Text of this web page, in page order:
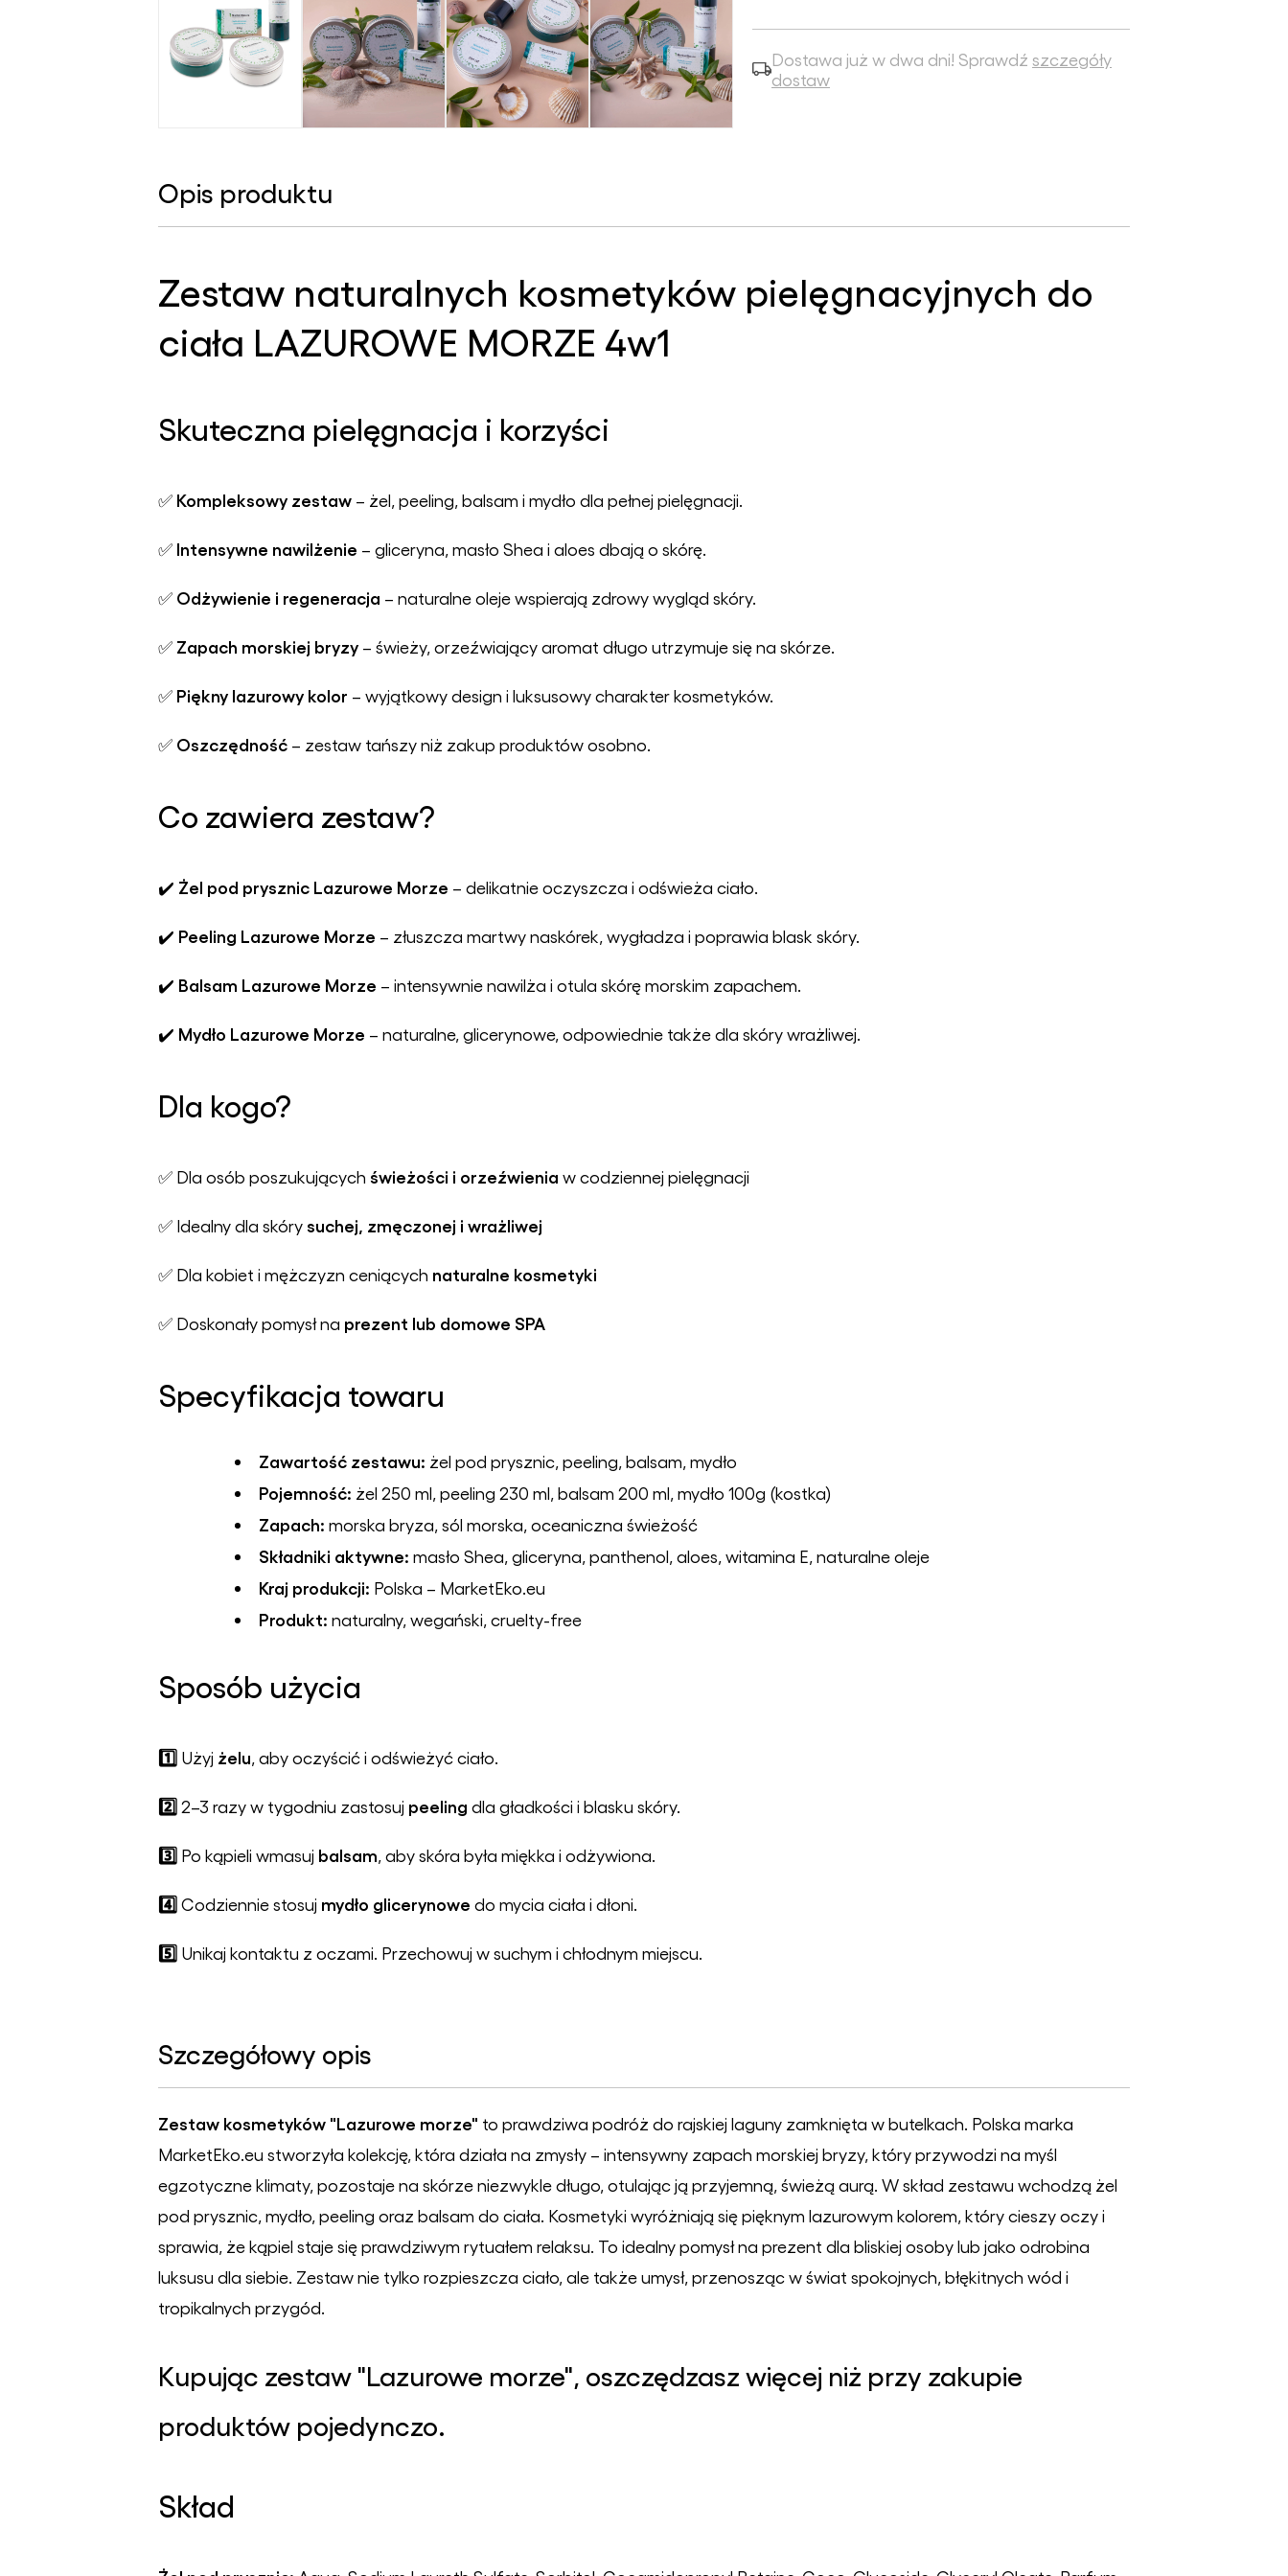
Dostawa już w dwa dni! Sprawdź szczegóły
dostaw
Opis produktu
Zestaw naturalnych kosmetyków pielęgnacyjnych do
ciała LAZUROWE MORZE 4w1
Skuteczna pielęgnacja i korzyści
✅ Kompleksowy zestaw – żel, peeling, balsam i mydło dla pełnej pielęgnacji.
✅ Intensywne nawilżenie – gliceryna, masło Shea i aloes dbają o skórę.
✅ Odżywienie i regeneracja – naturalne oleje wspierają zdrowy wygląd skóry.
✅ Zapach morskiej bryzy – świeży, orzeźwiający aromat długo utrzymuje się na skórze.
✅ Piękny lazurowy kolor – wyjątkowy design i luksusowy charakter kosmetyków.
✅ Oszczędność – zestaw tańszy niż zakup produktów osobno.
Co zawiera zestaw?
✔️ Żel pod prysznic Lazurowe Morze – delikatnie oczyszcza i odświeża ciało.
✔️ Peeling Lazurowe Morze – złuszcza martwy naskórek, wygładza i poprawia blask skóry.
✔️ Balsam Lazurowe Morze – intensywnie nawilża i otula skórę morskim zapachem.
✔️ Mydło Lazurowe Morze – naturalne, glicerynowe, odpowiednie także dla skóry wrażliwej.
Dla kogo?
✅ Dla osób poszukujących świeżości i orzeźwienia w codziennej pielęgnacji
✅ Idealny dla skóry suchej, zmęczonej i wrażliwej
✅ Dla kobiet i mężczyzn ceniących naturalne kosmetyki
✅ Doskonały pomysł na prezent lub domowe SPA
Specyfikacja towaru
Zawartość zestawu: żel pod prysznic, peeling, balsam, mydło
Pojemność: żel 250 ml, peeling 230 ml, balsam 200 ml, mydło 100g (kostka)
Zapach: morska bryza, sól morska, oceaniczna świeżość
Składniki aktywne: masło Shea, gliceryna, panthenol, aloes, witamina E, naturalne oleje
Kraj produkcji: Polska – MarketEko.eu
Produkt: naturalny, wegański, cruelty-free
Sposób użycia
1️⃣ Użyj żelu , aby oczyścić i odświeżyć ciało.
2️⃣2–3 razy w tygodniu zastosuj peeling dla gładkości i blasku skóry.
3️⃣ Po kąpieli wmasuj balsam , aby skóra była miękka i odżywiona.
4️⃣Codziennie stosuj mydło glicerynowe do mycia ciała i dłoni.
5️⃣ Unikaj kontaktu z oczami. Przechowuj w suchym i chłodnym miejscu.
Szczegółowy opis
Zestaw kosmetyków "Lazurowe morze" to prawdziwa podróż do rajskiej laguny zamknięta w butelkach. Polska marka
MarketEko.eu stworzyła kolekcję, która działa na zmysły – intensywny zapach morskiej bryzy, który przywodzi na myśl
egzotyczne klimaty, pozostaje na skórze niezwykle długo, otulając ją przyjemną, świeżą aurą. W skład zestawu wchodzą żel
pod prysznic, mydło, peeling oraz balsam do ciała. Kosmetyki wyróżniają się pięknym lazurowym kolorem, który cieszy oczy i
sprawia, że kąpiel staje się prawdziwym rytuałem relaksu. To idealny pomysł na prezent dla bliskiej osoby lub jako odrobina
luksusu dla siebie. Zestaw nie tylko rozpieszcza ciało, ale także umysł, przenosząc w świat spokojnych, błękitnych wód i
tropikalnych przygód.
Kupując zestaw "Lazurowe morze", oszczędzasz więcej niż przy zakupie
produktów pojedynczo.
Skład